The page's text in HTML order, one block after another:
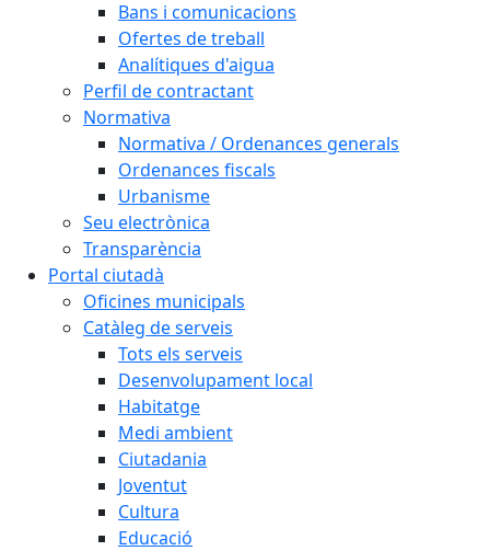
Bans i comunicacions
Ofertes de treball
Analítiques d'aigua
Perfil de contractant
Normativa
Normativa / Ordenances generals
Ordenances fiscals
Urbanisme
Seu electrònica
Transparència
Portal ciutadà
Oficines municipals
Catàleg de serveis
Tots els serveis
Desenvolupament local
Habitatge
Medi ambient
Ciutadania
Joventut
Cultura
Educació